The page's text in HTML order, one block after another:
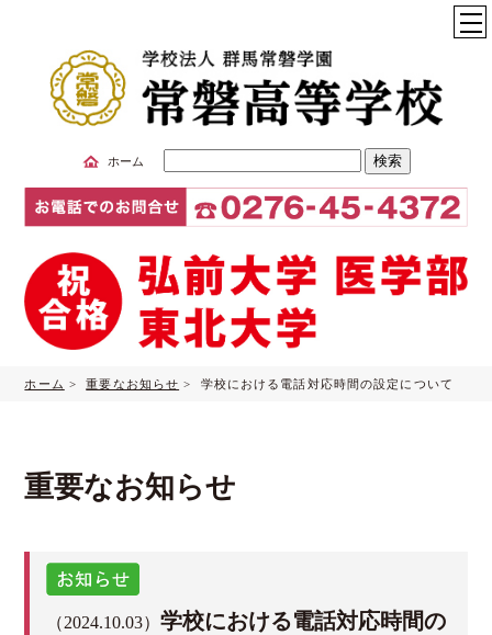
ホーム
ト
内
検
索
ホーム >重要なお知らせ > 学校における電話対応時間の設定について
重要なお知らせ
（2024.10.03）学校における電話対応時間の